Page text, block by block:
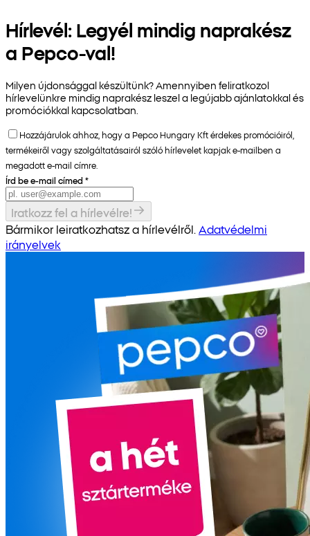
Hírlevél: Legyél mindig naprakész
a Pepco-val!
Milyen újdonsággal készültünk? Amennyiben feliratkozol
hírlevelünkre mindig naprakész leszel a legújabb ajánlatokkal és
promóciókkal kapcsolatban.
Hozzájárulok ahhoz, hogy a Pepco Hungary Kft érdekes promócióiról,
termékeiről vagy szolgáltatásairól szóló hírlevelet kapjak e-mailben a
megadott e-mail címre.
Írd be e-mail címed *
Iratkozz fel a hírlevélre!
Bármikor leiratkozhatsz a hírlevélről. Adatvédelmi
irányelvek